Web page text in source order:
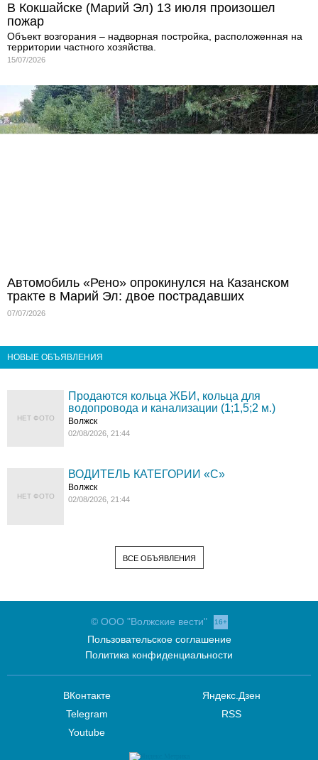
В Кокшайске (Марий Эл) 13 июля произошел
пожар
Объект возгорания – надворная постройка, расположенная на
территории частного хозяйства.
15/07/2026
Автомобиль «Рено» опрокинулся на Казанском
тракте в Марий Эл: двое пострадавших
07/07/2026
НОВЫЕ ОБЪЯВЛЕНИЯ
НЕТ ФОТО
Продаются кольца ЖБИ, кольца для
водопровода и канализации (1;1,5;2 м.)
Волжск
02/08/2026, 21:44
НЕТ ФОТО
ВОДИТЕЛЬ КАТЕГОРИИ «C»
Волжск
02/08/2026, 21:44
ВСЕ ОБЪЯВЛЕНИЯ
© ООО "Волжские вести" 16+
Пользовательское соглашение
Политика конфиденциальности
ВКонтакте
Telegram
Youtube
Яндекс.Дзен
RSS